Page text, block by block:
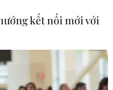
'trái
kết nối mới với